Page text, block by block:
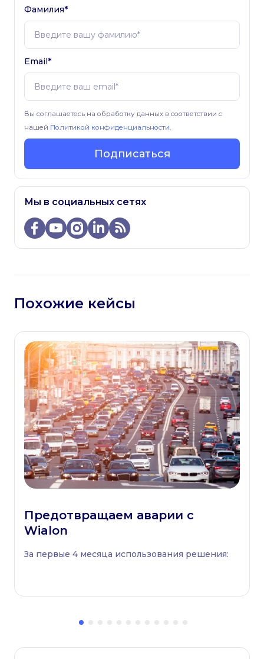
Фамилия*
Email*
Вы соглашаетесь на обработку данных в соответствии с
нашей Политикой конфиденциальности
Подписаться
Мы в социальных сетях
Похожие кейсы
Предотвращаем аварии с
Wialon
За первые 4 месяца использования решения: